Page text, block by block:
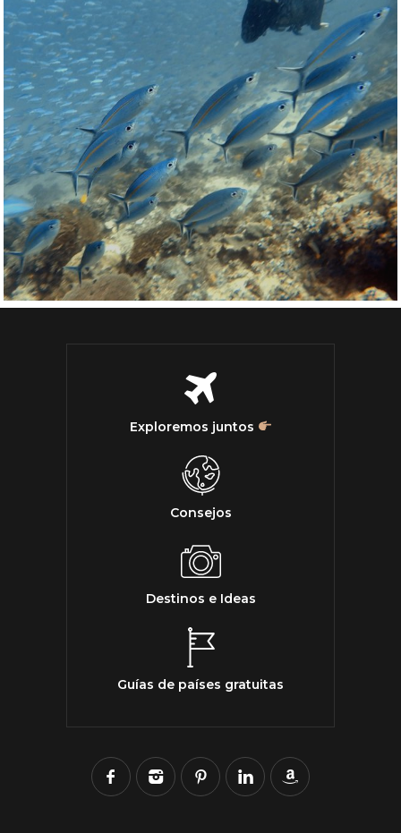
Exploremos juntos
Consejos
Destinos e Ideas
Guías de países gratuitas